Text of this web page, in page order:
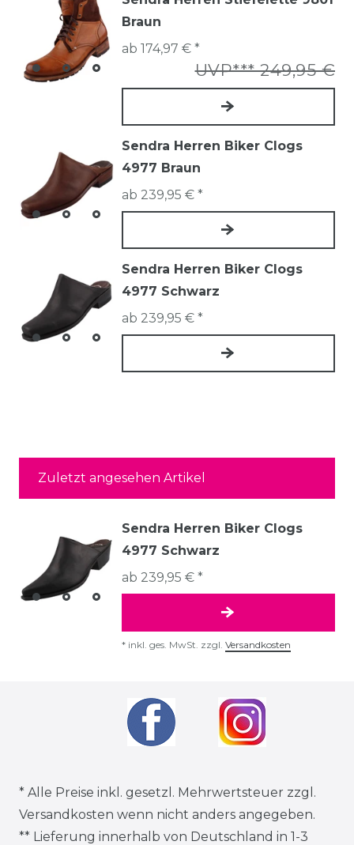
Braun
UVP*** 249,95 €
ab 174,97 € *
Sendra Herren Biker Clogs
4977 Braun
ab 239,95 € *
Sendra Herren Biker Clogs
4977 Schwarz
ab 239,95 € *
Zuletzt angesehen Artikel
Sendra Herren Biker Clogs
4977 Schwarz
ab 239,95 € *
* inkl. ges. MwSt. zzgl. Versandkosten
* Alle Preise inkl. gesetzl. Mehrwertsteuer zzgl.
Versandkosten wenn nicht anders angegeben.
** Lieferung innerhalb von Deutschland in 1-3